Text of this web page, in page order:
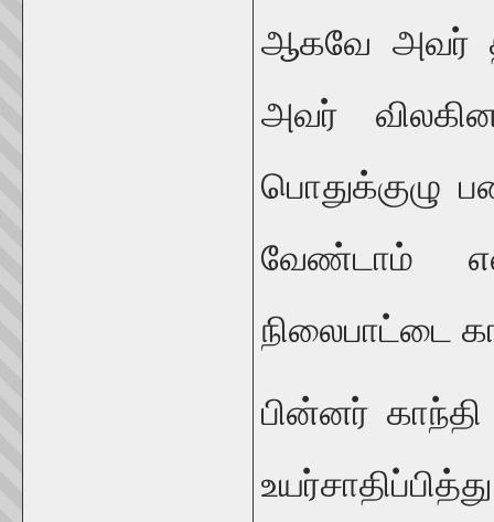
ஆகவே அவர்
அவர்
பொதுக்குழு
வேண்டாம்
நிலைபாட்டை
பின்னர்